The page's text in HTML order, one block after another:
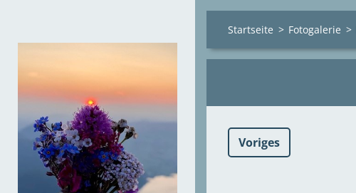
Startseite > Fotogalerie >
Voriges